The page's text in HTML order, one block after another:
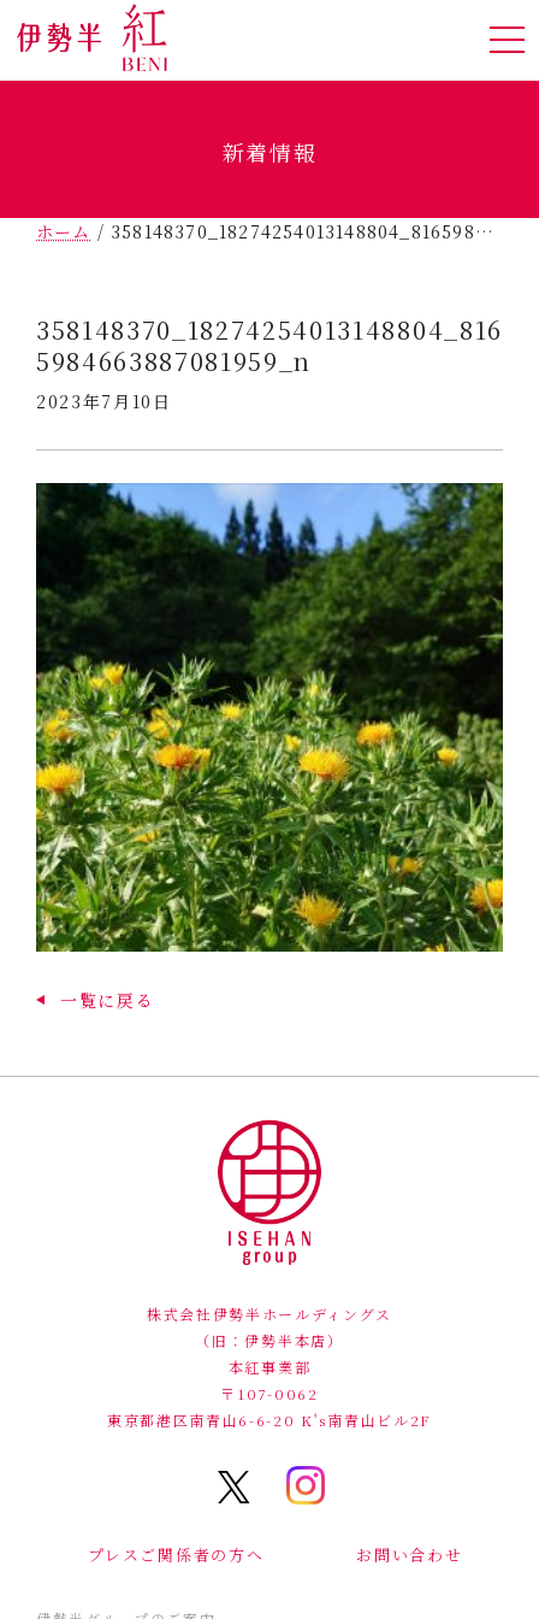
新着情報
ホーム / 358148370_18274254013148804_8165984663887081959_n
358148370_18274254013148804_816
5984663887081959_n
2023年7月10日
一覧に戻る
株式会社伊勢半ホールディングス
（旧：伊勢半本店）
本紅事業部
〒107-0062
東京都港区南青山6-6-20 K's南青山ビル2F
プレスご関係者の方へ お問い合わせ